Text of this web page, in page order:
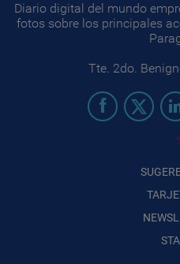
Diario digital del mundo
fotos sobre los principales
Tte. 2do.